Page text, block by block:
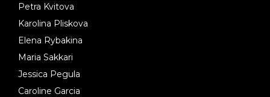
Petra Kvitova
Karolina Pliskova
Elena Rybakina
Maria Sakkari
Jessica Pegula
Caroline Garcia